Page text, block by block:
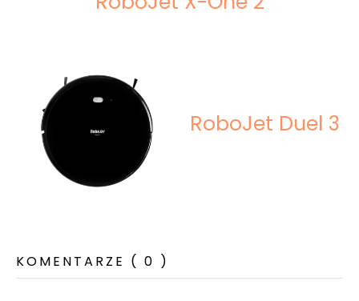
RoboJet Duel 3
KOMENTARZE ( 0 )